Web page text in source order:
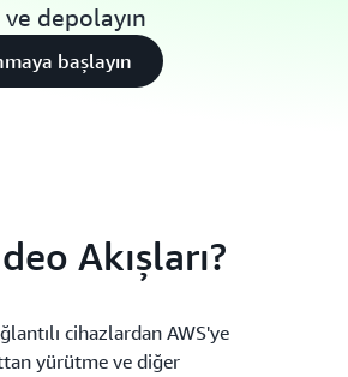
ve depolayın
başlayın
Akışları?
cihazlardan AWS'ye
yürütme ve diğer